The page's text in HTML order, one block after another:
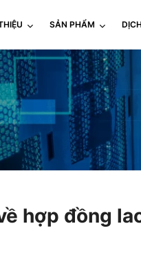
SẢN PHẨM
hợp đồng